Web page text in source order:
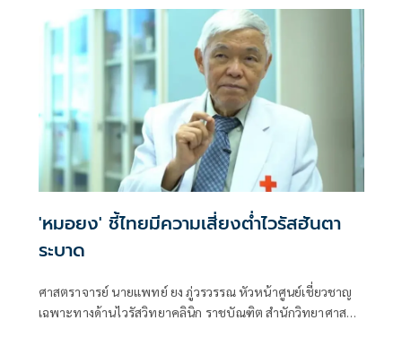
'หมอยง' ชี้ไทยมีความเสี่ยงต่ำไวรัสฮันตา
ระบาด
ศาสตราจารย์ นายแพทย์ ยง ภู่วรวรรณ หัวหน้าศูนย์เชี่ยวชาญ
เฉพาะทางด้านไวรัสวิทยาคลินิก ราชบัณฑิต สำนักวิทยาศาสตร์